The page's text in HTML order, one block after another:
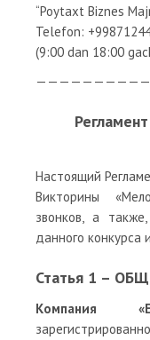
“Poytaxt Biznes
Telefon:
(9:00 dan 18:00
Настоящий
Викторины
звонков, а
данного конкурса
Статья 1 –
Компания